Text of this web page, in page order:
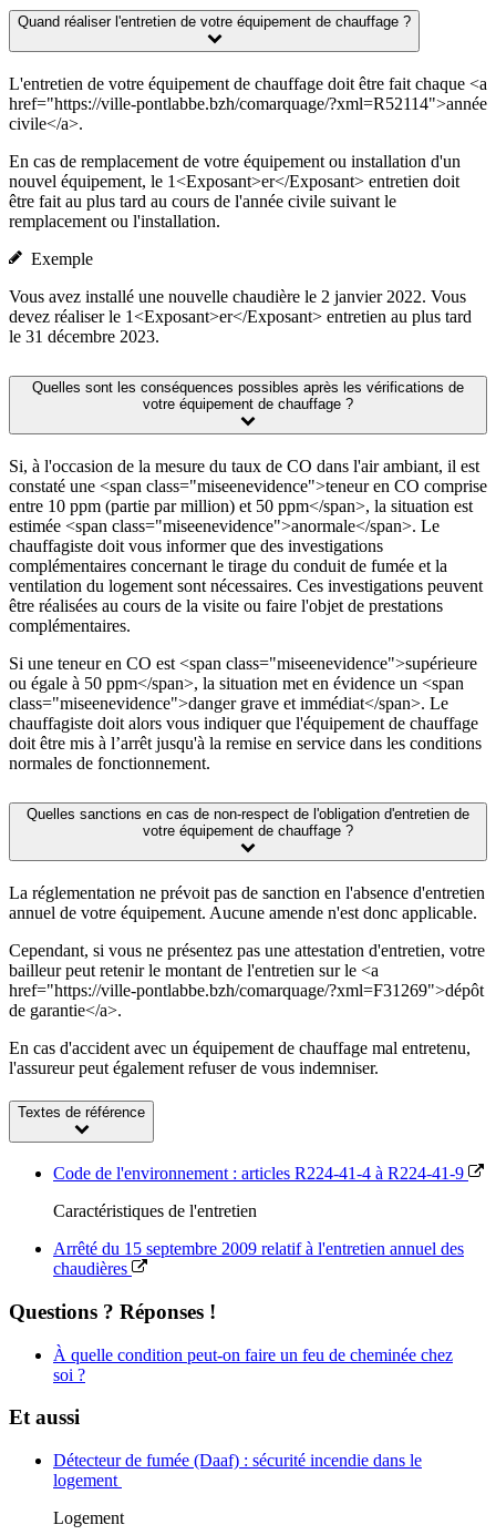
Quand réaliser l'entretien de votre équipement de chauffage ?
L'entretien de votre équipement de chauffage doit être fait chaque <a
href="https://ville-pontlabbe.bzh/comarquage/?xml=R52114">année
civile</a>.
En cas de remplacement de votre équipement ou installation d'un
nouvel équipement, le 1<Exposant>er</Exposant> entretien doit
être fait au plus tard au cours de l'année civile suivant le
remplacement ou l'installation.
Exemple
Vous avez installé une nouvelle chaudière le 2 janvier 2022. Vous
devez réaliser le 1<Exposant>er</Exposant> entretien au plus tard
le 31 décembre 2023.
Quelles sont les conséquences possibles après les vérifications de
votre équipement de chauffage ?
Si, à l'occasion de la mesure du taux de CO dans l'air ambiant, il est
constaté une <span class="miseenevidence">teneur en CO comprise
entre 10 ppm (partie par million) et 50 ppm</span>, la situation est
estimée <span class="miseenevidence">anormale</span>. Le
chauffagiste doit vous informer que des investigations
complémentaires concernant le tirage du conduit de fumée et la
ventilation du logement sont nécessaires. Ces investigations peuvent
être réalisées au cours de la visite ou faire l'objet de prestations
complémentaires.
Si une teneur en CO est <span class="miseenevidence">supérieure
ou égale à 50 ppm</span>, la situation met en évidence un <span
class="miseenevidence">danger grave et immédiat</span>. Le
chauffagiste doit alors vous indiquer que l'équipement de chauffage
doit être mis à l’arrêt jusqu'à la remise en service dans les conditions
normales de fonctionnement.
Quelles sanctions en cas de non-respect de l'obligation d'entretien de
votre équipement de chauffage ?
La réglementation ne prévoit pas de sanction en l'absence d'entretien
annuel de votre équipement. Aucune amende n'est donc applicable.
Cependant, si vous ne présentez pas une attestation d'entretien, votre
bailleur peut retenir le montant de l'entretien sur le <a
href="https://ville-pontlabbe.bzh/comarquage/?xml=F31269">dépôt
de garantie</a>.
En cas d'accident avec un équipement de chauffage mal entretenu,
l'assureur peut également refuser de vous indemniser.
Textes de référence
Code de l'environnement : articles R224-41-4 à R224-41-9
Caractéristiques de l'entretien
Arrêté du 15 septembre 2009 relatif à l'entretien annuel des
chaudières
Questions ? Réponses !
À quelle condition peut-on faire un feu de cheminée chez
soi ?
Et aussi
Détecteur de fumée (Daaf) : sécurité incendie dans le
logement
Logement